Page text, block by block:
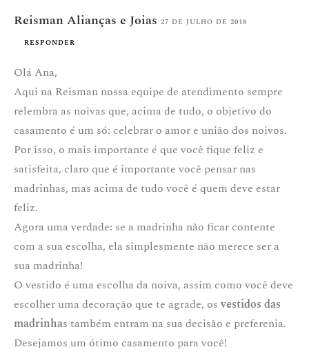
Reisman Alianças e Joias 27 DE JULHO DE 2018
RESPONDER
Olá Ana,
Aqui na Reisman nossa equipe de atendimento sempre
relembra as noivas que, acima de tudo, o objetivo do
casamento é um só: celebrar o amor e união dos noivos.
Por isso, o mais importante é que você fique feliz e
satisfeita, claro que é importante você pensar nas
madrinhas, mas acima de tudo você é quem deve estar
feliz.
Agora uma verdade: se a madrinha não ficar contente
com a sua escolha, ela simplesmente não merece ser a
sua madrinha!
O vestido é uma escolha da noiva, assim como você deve
escolher uma decoração que te agrade, osvestidos das
madrinhas também entram na sua decisão e preferenia.
Desejamos um ótimo casamento para você!